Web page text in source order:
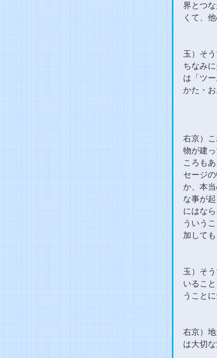
界とつ
くて、
玉）そ
ちなみ
は「ツ
かた・
右京）
物が建
ころも
セージ
か、本
な事が
にはな
ういう
加して
玉）そ
いるこ
うこと
右京）
は大切